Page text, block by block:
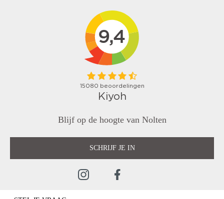
Blijf op de hoogte van Nolten
SCHRIJF JE IN